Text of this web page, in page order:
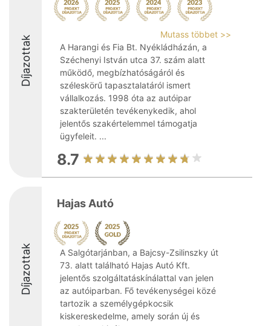
Díjazottak
Mutass többet >>
A Harangi és Fia Bt. Nyékládházán, a
Széchenyi István utca 37. szám alatt
működő, megbízhatóságáról és
széleskörű tapasztalatáról ismert
vállalkozás. 1998 óta az autóipar
szakterületén tevékenykedik, ahol
jelentős szakértelemmel támogatja
ügyfeleit. ...
8.7
Díjazottak
Hajas Autó
A Salgótarjánban, a Bajcsy-Zsilinszky út
73. alatt található Hajas Autó Kft.
jelentős szolgáltatáskínálattal van jelen
az autóiparban. Fő tevékenységei közé
tartozik a személygépkocsik
kiskereskedelme, amely során új és